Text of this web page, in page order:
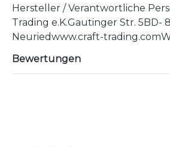
Hersteller / Verantwortliche
Trading e.K.Gautinger Str. 5BD-
Neuriedwww.craft-
Bewertungen